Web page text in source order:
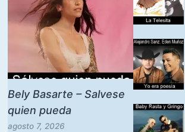
Bely Basarte – Salvese
quien pueda
agosto 7, 2026